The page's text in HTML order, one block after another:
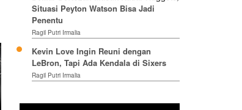
Situasi Peyton Watson Bisa Jadi
Penentu
Ragil Putri Irmalia
Kevin Love Ingin Reuni dengan
LeBron, Tapi Ada Kendala di Sixers
Ragil Putri Irmalia